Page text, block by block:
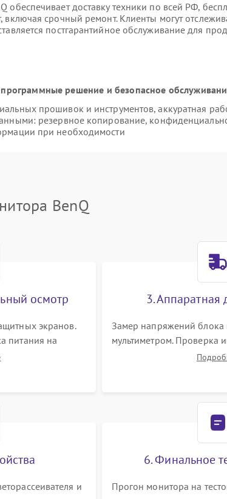
обеспечивает доставку техники по всей РФ,
включая срочный ремонт. Клиенты могут
постгарантийное обслуживание для
решение и безопасное
прошивок и инструментов, аккуратная
резервное копирование,
при необходимости
BenQ
осмотр
экранов.
питания на
прогаров,
3. Аппаратная
Замер напряжений блока
мультиметром. Проверка
драйвера подсветки.
и
6. Финальное
Прогон монитора на